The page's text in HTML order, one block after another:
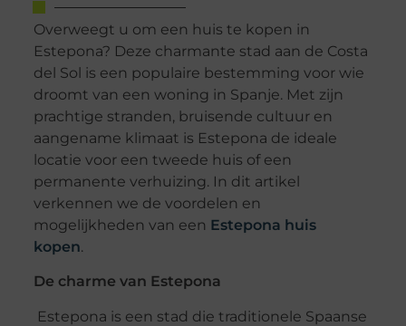
Overweegt u om een huis te kopen in
Estepona? Deze charmante stad aan de Costa
del Sol is een populaire bestemming voor wie
droomt van een woning in Spanje. Met zijn
prachtige stranden, bruisende cultuur en
aangename klimaat is Estepona de ideale
locatie voor een tweede huis of een
permanente verhuizing. In dit artikel
verkennen we de voordelen en
mogelijkheden van een Estepona huis
kopen.
De charme van Estepona
Estepona is een stad die traditionele Spaanse